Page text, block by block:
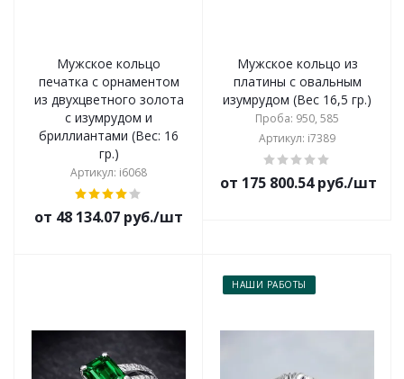
Мужское кольцо
печатка с орнаментом
из двухцветного золота
с изумрудом и
бриллиантами (Вес: 16
гр.)
Артикул: i6068
от 48 134.07 руб./шт
Мужское кольцо из
платины с овальным
изумрудом (Вес 16,5 гр.)
Проба: 950, 585
Артикул: i7389
от 175 800.54 руб./шт
НАШИ РАБОТЫ